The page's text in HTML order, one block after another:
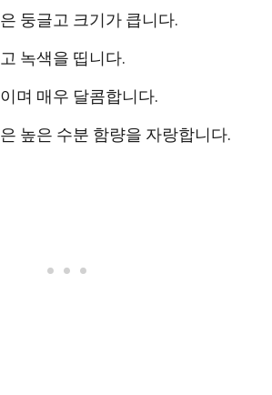
둥글고 크기가 큽니다.
녹색을 띱니다.
며 매우 달콤합니다.
높은 수분 함량을 자랑합니다.